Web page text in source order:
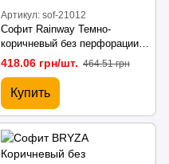
Артикул: sof-21012
Софит Rainway Темно-
коричневый без перфорации
(0,9 м2)
418.06 грн/шт. 464.51 грн
Купить